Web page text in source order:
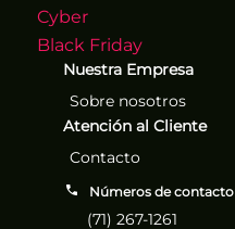
Cyber
Black Friday
Nuestra Empresa
Sobre nosotros
Atención al Cliente
Contacto
Números de contacto
(71) 267-1261